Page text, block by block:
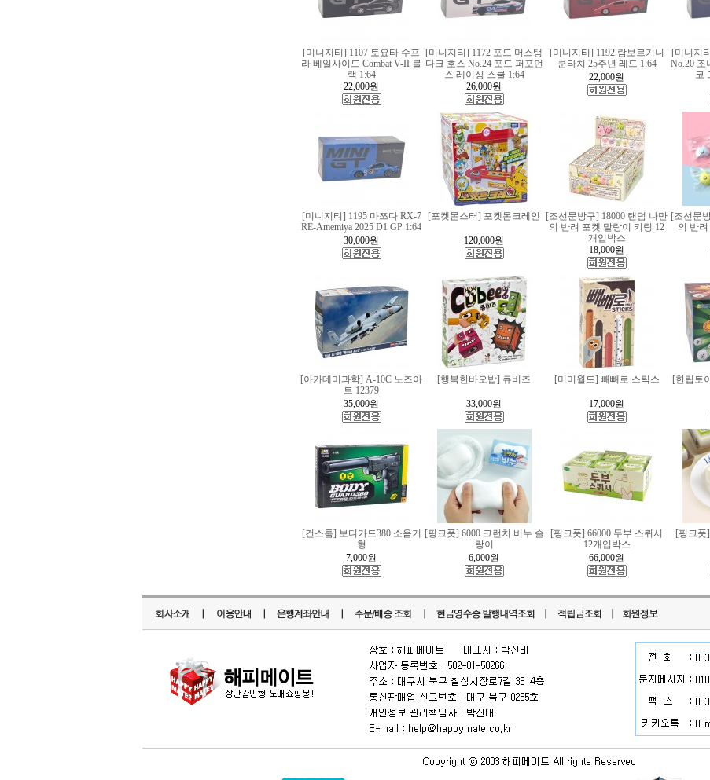
[미니지티] 1107 토요타 수프
라 베일사이드 Combat V-II 블
랙 1:64
22,000원
[미니지티] 1172 포드 머스탱
다크 호스 No.24 포드 퍼포먼
스 레이싱 스쿨 1:64
26,000원
[미니지티] 1192 람보르기니
쿤타치 25주년 레드 1:64
22,000원
[미니지
No.20 조
코
[미니지티] 1195 마쯔다 RX-7
RE-Amemiya 2025 D1 GP 1:64
30,000원
[포켓몬스터] 포켓몬크레인
120,000원
[조선문방구] 18000 랜덤 나만
의 반려 포켓 말랑이 키링 12
개입박스
18,000원
[조선문
의 반
[아카데미과학] A-10C 노즈아
트 12379
35,000원
[행복한바오밥] 큐비즈
33,000원
[미미월드] 빼빼로 스틱스
17,000원
[한립토
[건스톰] 보디가드380 소음기
형
7,000원
[핑크풋] 6000 크런치 비누 슬
랑이
6,000원
[핑크풋] 66000 두부 스퀴시
12개입박스
66,000원
[핑크풋